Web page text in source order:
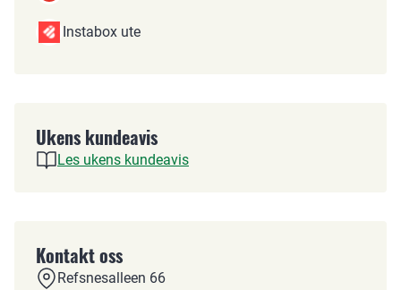
Instabox ute
Ukens kundeavis
Les ukens kundeavis
Kontakt oss
Refsnesalleen 66